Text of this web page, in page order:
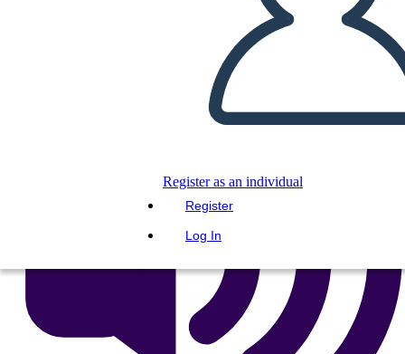
Register as an individual
Register
Log In
PLAY SLIDESHOW
READ TO ME